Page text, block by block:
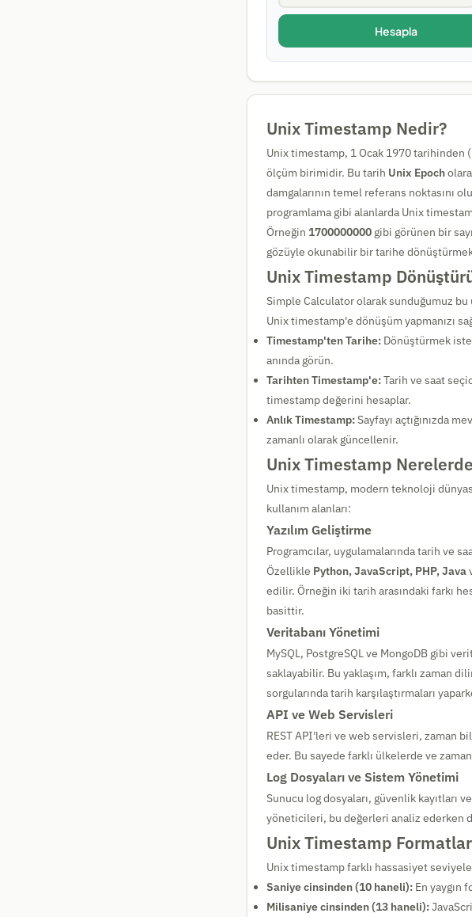
Hesapla
Unix Timestamp Nedir?
Unix timestamp, 1 Ocak 1970 tarihinden
ölçüm birimidir. Bu tarih Unix Epoch
damgalarının temel referans noktasını
programlama gibi alanlarda Unix
Örneğin 1700000000 gibi görünen bir
gözüyle okunabilir bir tarihe
Unix Timestamp
Simple Calculator olarak sunduğumuz
Unix timestamp'e dönüşüm yapmanızı
Timestamp'ten Tarihe: Dönüştürmek
anında görün.
Tarihten Timestamp'e:Tarih ve saat
timestamp değerini hesaplar.
Anlık Timestamp:Sayfayı açtığınızda
zamanlı olarak güncellenir.
Unix Timestamp
Unix timestamp, modern teknoloji
kullanım alanları:
Yazılım Geliştirme
Programcılar, uygulamalarında tarih ve
Özellikle Python, JavaScript, PHP, Java
edilir. Örneğin iki tarih arasındaki farkı
basittir.
Veritabanı Yönetimi
MySQL, PostgreSQL ve MongoDB gibi
saklayabilir. Bu yaklaşım, farklı zaman
sorgularında tarih karşılaştırmaları
API ve Web Servisleri
REST API'leri ve web servisleri, zaman
eder. Bu sayede farklı ülkelerde ve
Log Dosyaları ve Sistem Yönetimi
Sunucu log dosyaları, güvenlik kayıtları
yöneticileri, bu değerleri analiz ederken
Unix Timestamp
Unix timestamp farklı hassasiyet
Saniye cinsinden (10 haneli): En yaygın
Milisaniye cinsinden (13 haneli):